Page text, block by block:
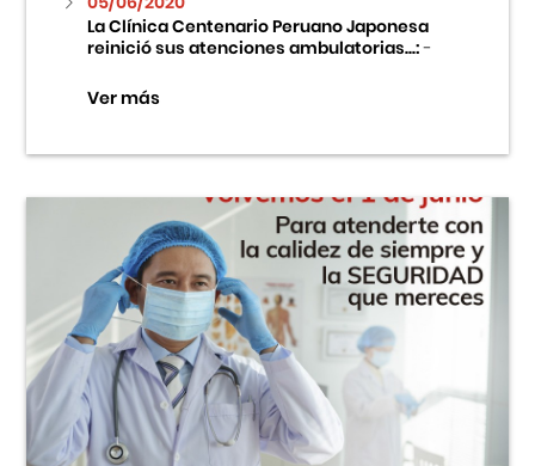
Teatro Peruano Japonés
La Clínica Centenario Peruano Japonesa
reinició sus atenciones ambulatorias...:-
Ver más